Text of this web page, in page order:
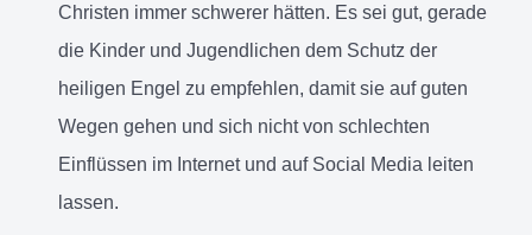
Christen immer schwerer hätten. Es sei gut, gerade
die Kinder und Jugendlichen dem Schutz der
heiligen Engel zu empfehlen, damit sie auf guten
Wegen gehen und sich nicht von schlechten
Einflüssen im Internet und auf Social Media leiten
lassen.